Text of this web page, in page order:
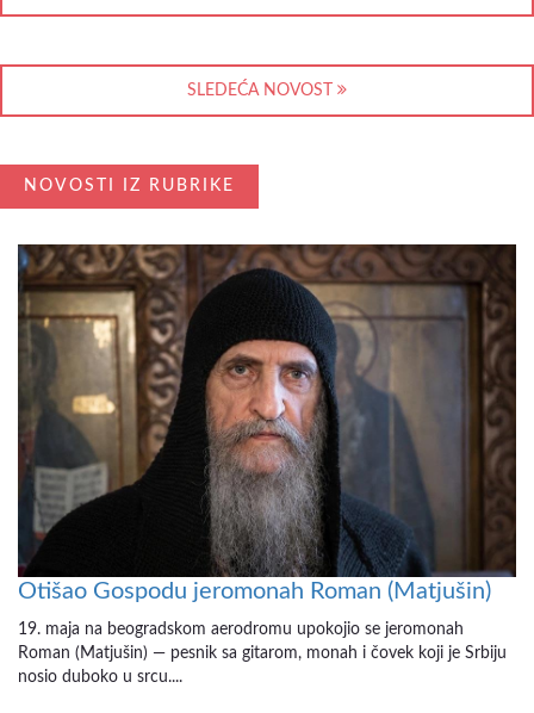
SLEDEĆA NOVOST
NOVOSTI IZ RUBRIKE
Otišao Gospodu jeromonah Roman (Matjušin)
19. maja na beogradskom aerodromu upokojio se jeromonah
Roman (Matjušin) — pesnik sa gitarom, monah i čovek koji je Srbiju
nosio duboko u srcu....